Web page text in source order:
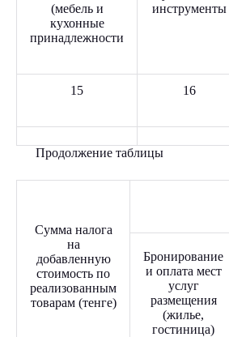
(мебель и
кухонные
принадлежности
инструменты
15 16
Продолжение таблицы
Сумма налога
на
добавленную
стоимость по
реализованным
товарам (тенге)
Бронирование
и оплата мест
услуг
размещения
(жилье,
гостиница)